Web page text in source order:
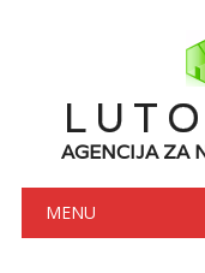
AGENCIJA ZA
Main
MENU